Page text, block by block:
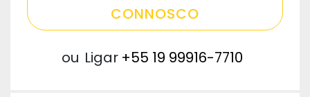
CONNOSCO
ou Ligar +55 19 99916-7710